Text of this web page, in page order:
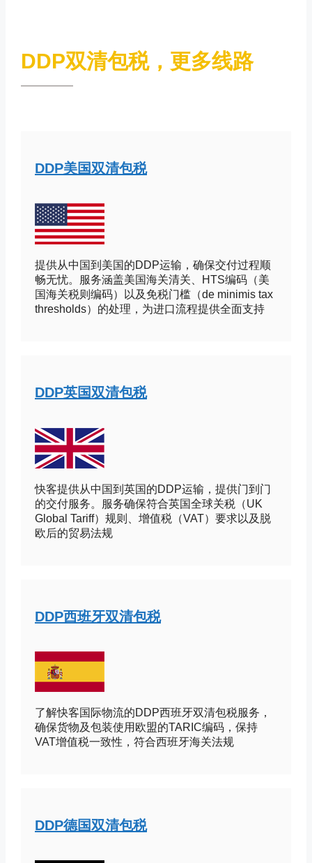
DDP双清包税，更多线路
DDP美国双清包税
提供从中国到美国的DDP运输，确保交付过程顺
畅无忧。服务涵盖美国海关清关、HTS编码（美
国海关税则编码）以及免税门槛（de minimis tax
thresholds）的处理，为进口流程提供全面支持
DDP英国双清包税
快客提供从中国到英国的DDP运输，提供门到门
的交付服务。服务确保符合英国全球关税（UK
Global Tariff）规则、增值税（VAT）要求以及脱
欧后的贸易法规
DDP西班牙双清包税
了解快客国际物流的DDP西班牙双清包税服务，
确保货物及包装使用欧盟的TARIC编码，保持
VAT增值税一致性，符合西班牙海关法规
DDP德国双清包税